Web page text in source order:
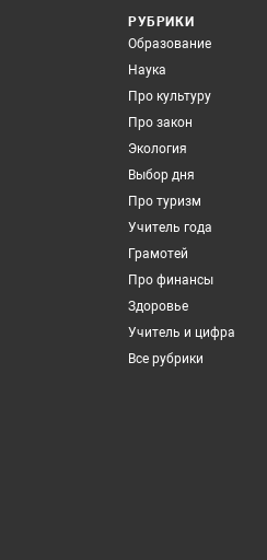
РУБРИКИ
Образование
Наука
Про культуру
Про закон
Экология
Выбор дня
Про туризм
Учитель года
Грамотей
Про финансы
Здоровье
Учитель и цифра
Все рубрики